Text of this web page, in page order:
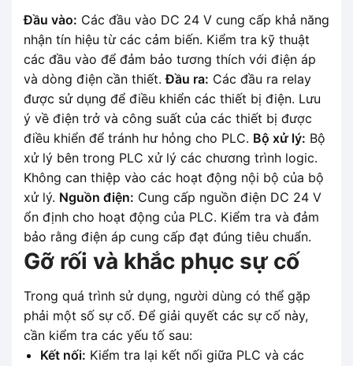
Đầu vào: Các đầu vào DC 24 V cung cấp khả năng
nhận tín hiệu từ các cảm biến. Kiểm tra kỹ thuật
các đầu vào để đảm bảo tương thích với điện áp
và dòng điện cần thiết.Đầu ra: Các đầu ra relay
được sử dụng để điều khiển các thiết bị điện. Lưu
ý về điện trở và công suất của các thiết bị được
điều khiển để tránh hư hỏng cho PLC. Bộ xử lý: Bộ
xử lý bên trong PLC xử lý các chương trình logic.
Không can thiệp vào các hoạt động nội bộ của bộ
xử lý. Nguồn điện: Cung cấp nguồn điện DC 24 V
ổn định cho hoạt động của PLC. Kiểm tra và đảm
bảo rằng điện áp cung cấp đạt đúng tiêu chuẩn.
Gỡ rối và khắc phục sự cố
Trong quá trình sử dụng, người dùng có thể gặp
phải một số sự cố. Để giải quyết các sự cố này,
cần kiểm tra các yếu tố sau:
Kết nối: Kiểm tra lại kết nối giữa PLC và các